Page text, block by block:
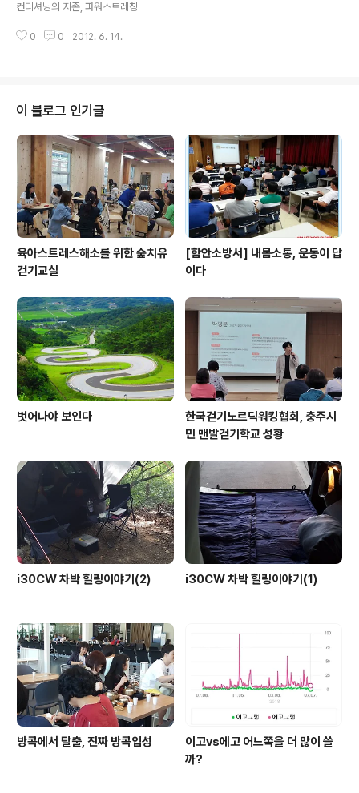
컨디셔닝의 지존, 파워스트레칭
0 0 2012. 6. 14.
이 블로그 인기글
육아스트레스해소를 위한 숲치유
걷기교실
[함안소방서] 내몸소통, 운동이 답
이다
벗어나야 보인다
한국걷기노르딕워킹협회, 충주시
민 맨발걷기학교 성황
i30CW 차박 힐링이야기(2) i30CW 차박 힐링이야기(1)
방콕에서 탈출, 진짜 방콕입성
이고vs에고 어느쪽을 더 많이 쓸
까?